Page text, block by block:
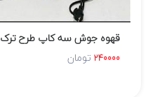
قهوه جوش سه کاپ طرح ترک
240000 تومان